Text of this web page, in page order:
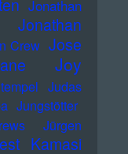
Jonathan
Jonathan
Crew Jose
Joy
Judas
Jungstötter
Jürgen
Kamasi